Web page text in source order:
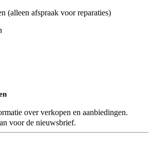
(alleen afspraak voor reparaties)
over verkopen en aanbiedingen.
voor de nieuwsbrief.